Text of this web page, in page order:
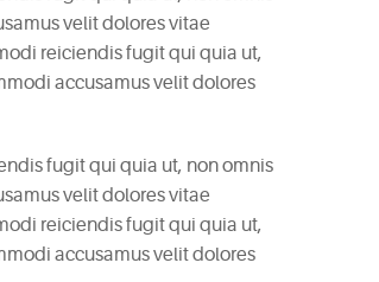
velit dolores vitae
reiciendis fugit qui quia ut,
accusamus velit dolores
fugit qui quia ut, non omnis
velit dolores vitae
reiciendis fugit qui quia ut,
accusamus velit dolores